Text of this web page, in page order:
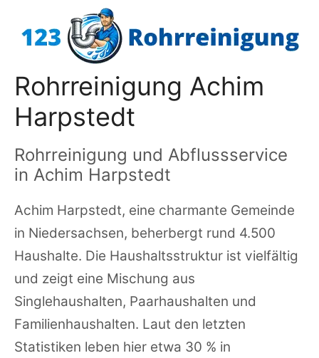
Inhalt
Rohrreinigung Achim
Harpstedt
Rohrreinigung und Abflussservice
in Achim Harpstedt
Achim Harpstedt, eine charmante Gemeinde
in Niedersachsen, beherbergt rund 4.500
Haushalte. Die Haushaltsstruktur ist vielfältig
und zeigt eine Mischung aus
Singlehaushalten, Paarhaushalten und
Familienhaushalten. Laut den letzten
Statistiken leben hier etwa 30 % in